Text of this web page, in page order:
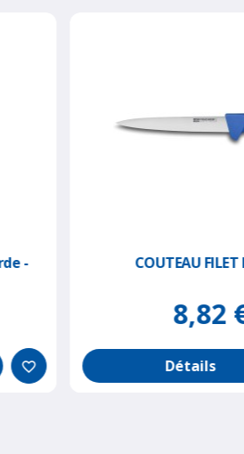
COUTEAU FILET DE SOL
8,82 €